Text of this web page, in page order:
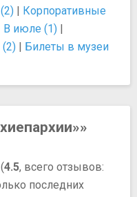
| Корпоративные
В июле (1) |
| Билеты в музеи
(4.5, всего отзывов:
последних